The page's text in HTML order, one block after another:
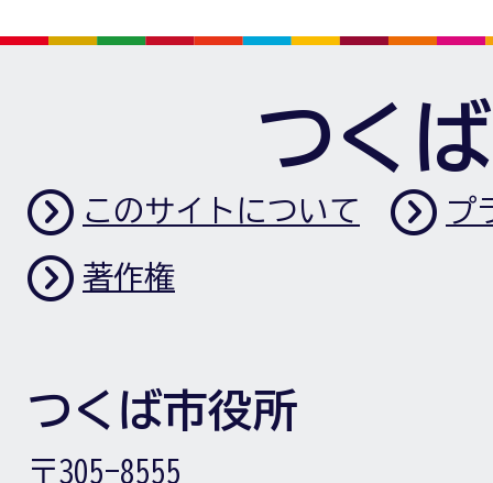
つく
このサイトについて プ
著作権
つくば市役所
〒305-8555